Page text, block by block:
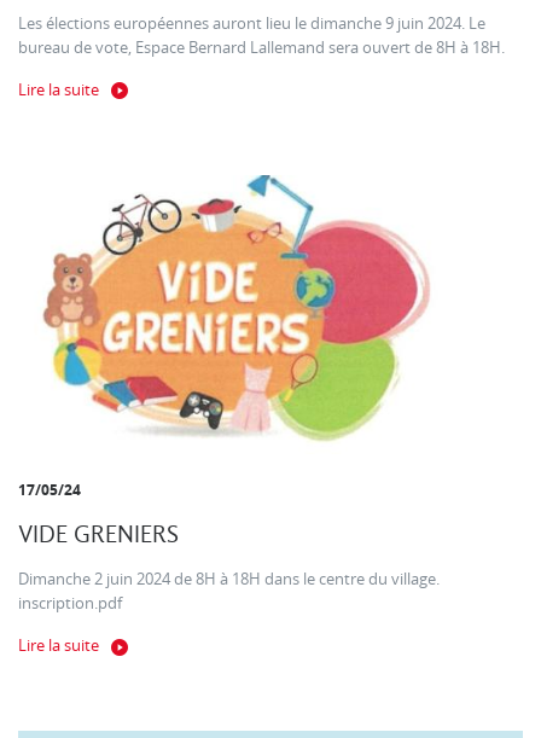
Les élections européennes auront lieu le dimanche 9 juin 2024. Le
bureau de vote, Espace Bernard Lallemand sera ouvert de 8H à 18H.
Lire la suite
17/05/24
VIDE GRENIERS
Dimanche 2 juin 2024 de 8H à 18H dans le centre du village.
inscription.pdf
Lire la suite